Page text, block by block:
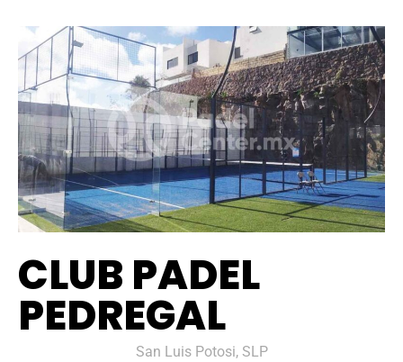
CLUB PADEL
PEDREGAL
San Luis Potosi, SLP